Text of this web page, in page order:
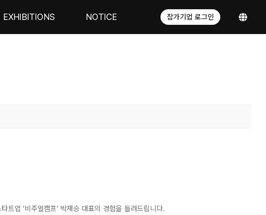
EXHIBITIONS NOTICE 참가기업 로그인
트업 ‘비주얼캠프’ 박재승 대표의 경험을 들려드립니다.